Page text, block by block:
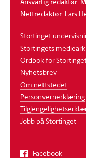
Nettredaktør: Lars
Stortinget
Stortingets
Ordbok for
Nyhetsbrev
Om nettstedet
Personvernerklæring
Jobb på Stortinget
Facebook